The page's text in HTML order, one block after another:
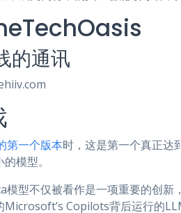
的通讯
第一个版本时，这是第一个真正达
模型。
模型不仅被看作是一项重要的创新
Microsoft’s Copilots背后运行的